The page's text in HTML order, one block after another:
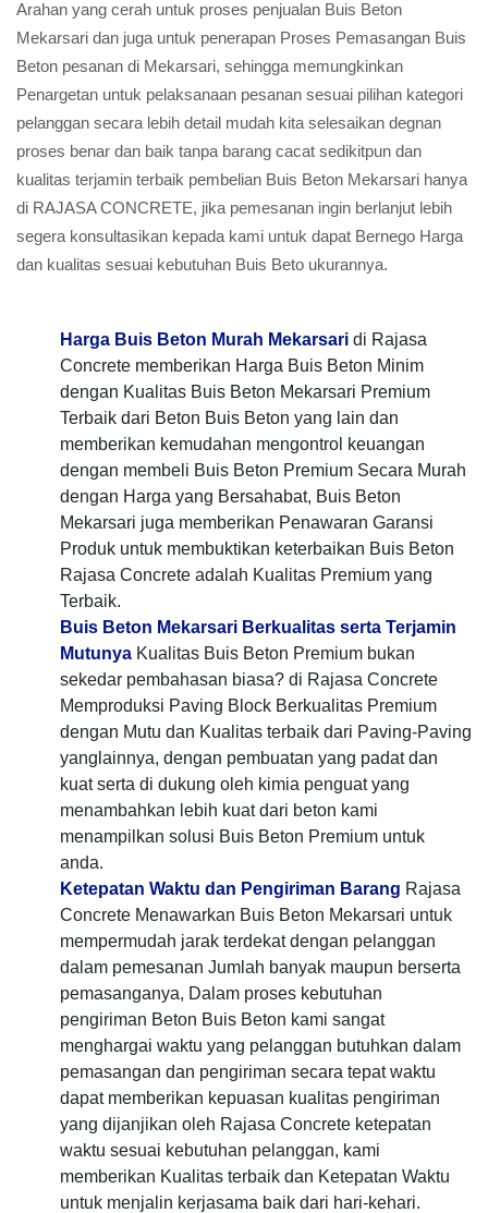
Arahan yang cerah untuk proses penjualan Buis Beton
Mekarsari dan juga untuk penerapan Proses Pemasangan Buis
Beton pesanan di Mekarsari, sehingga memungkinkan
Penargetan untuk pelaksanaan pesanan sesuai pilihan kategori
pelanggan secara lebih detail mudah kita selesaikan degnan
proses benar dan baik tanpa barang cacat sedikitpun dan
kualitas terjamin terbaik pembelian Buis Beton Mekarsari hanya
di RAJASA CONCRETE, jika pemesanan ingin berlanjut lebih
segera konsultasikan kepada kami untuk dapat Bernego Harga
dan kualitas sesuai kebutuhan Buis Beto ukurannya.
Harga Buis Beton Murah Mekarsari di Rajasa
Concrete memberikan Harga Buis Beton Minim
dengan Kualitas Buis Beton Mekarsari Premium
Terbaik dari Beton Buis Beton yang lain dan
memberikan kemudahan mengontrol keuangan
dengan membeli Buis Beton Premium Secara Murah
dengan Harga yang Bersahabat, Buis Beton
Mekarsari juga memberikan Penawaran Garansi
Produk untuk membuktikan keterbaikan Buis Beton
Rajasa Concrete adalah Kualitas Premium yang
Terbaik.
Buis Beton Mekarsari Berkualitas serta Terjamin
Mutunya Kualitas Buis Beton Premium bukan
sekedar pembahasan biasa? di Rajasa Concrete
Memproduksi Paving Block Berkualitas Premium
dengan Mutu dan Kualitas terbaik dari Paving-Paving
yanglainnya, dengan pembuatan yang padat dan
kuat serta di dukung oleh kimia penguat yang
menambahkan lebih kuat dari beton kami
menampilkan solusi Buis Beton Premium untuk
anda.
Ketepatan Waktu dan Pengiriman Barang Rajasa
Concrete Menawarkan Buis Beton Mekarsari untuk
mempermudah jarak terdekat dengan pelanggan
dalam pemesanan Jumlah banyak maupun berserta
pemasanganya, Dalam proses kebutuhan
pengiriman Beton Buis Beton kami sangat
menghargai waktu yang pelanggan butuhkan dalam
pemasangan dan pengiriman secara tepat waktu
dapat memberikan kepuasan kualitas pengiriman
yang dijanjikan oleh Rajasa Concrete ketepatan
waktu sesuai kebutuhan pelanggan, kami
memberikan Kualitas terbaik dan Ketepatan Waktu
untuk menjalin kerjasama baik dari hari-kehari.